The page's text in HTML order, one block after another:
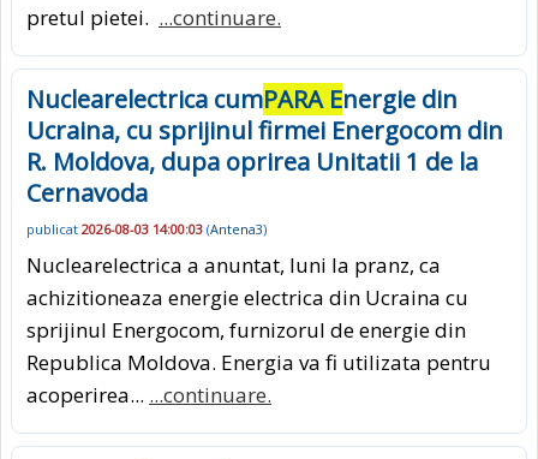
pretul pietei. ...continuare.
Nuclearelectrica cumPARA Energie din
Ucraina, cu sprijinul firmei Energocom din
R. Moldova, dupa oprirea Unitatii 1 de la
Cernavoda
publicat 2026-08-03 14:00:03 (Antena3)
Nuclearelectrica a anuntat, luni la pranz, ca
achizitioneaza energie electrica din Ucraina cu
sprijinul Energocom, furnizorul de energie din
Republica Moldova. Energia va fi utilizata pentru
acoperirea... ...continuare.